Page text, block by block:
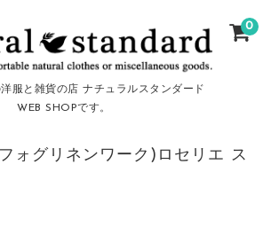
服と雑貨の店 ナチュラルスタンダード
WEB SHOPです。
0
ォグリネンワーク)ロセリエ ス